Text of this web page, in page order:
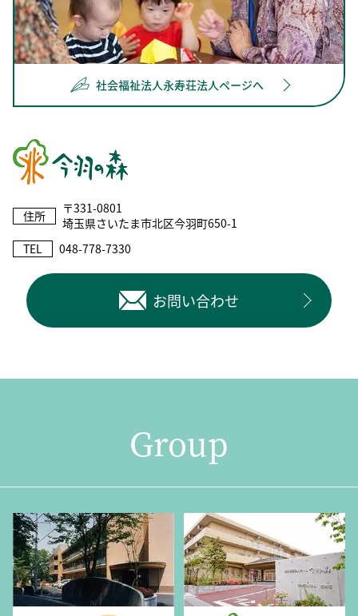
社会福祉法人永寿荘法人ページへ
住所
〒331-0801
埼玉県さいたま市北区今羽町650-1
TEL
048-778-7330
お問い合わせ
Group